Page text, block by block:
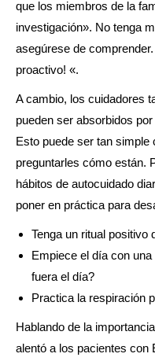
que los miembros de la
investigación». No tenga
asegúrese de
proactivo! «.
A cambio, los cuidadores
pueden ser absorbidos
Esto puede ser tan
preguntarles cómo están.
hábitos de autocuidado
poner en práctica para
Tenga un ritual positivo
Empiece el día con
fuera el día?
Practica la respiración
Hablando de la
alentó a los pacientes con